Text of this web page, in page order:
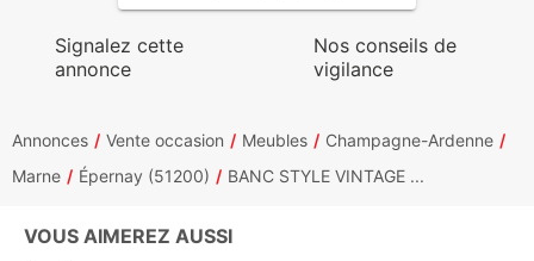
Signalez cette
annonce
Nos conseils de
vigilance
Annonces Vente occasion Meubles
Champagne-Ardenne
Marne
Épernay (51200) BANC STYLE VINTAGE ...
VOUS AIMEREZ AUSSI